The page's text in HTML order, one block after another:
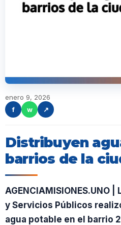
enero 9, 2026
f
w ↗
Distribuyen
barrios de la
AGENCIAMISIONES.UNO
y Servicios Públicos
agua potable en el barrio